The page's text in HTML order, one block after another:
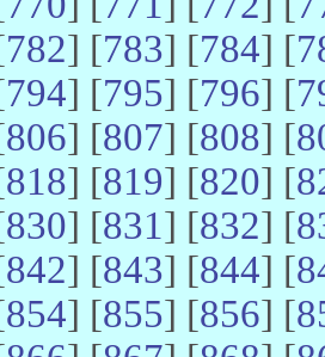
782] [783] [784] [
794] [795] [796] [
806] [807] [808] [
818] [819] [820] [
830] [831] [832] [
842] [843] [844] [
854] [855] [856] [